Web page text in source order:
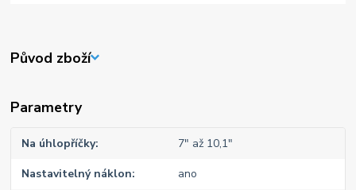
Původ zboží
Parametry
Na úhlopříčky 7" až 10,1"
Nastavitelný náklon ano